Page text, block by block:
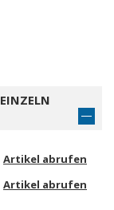
Artikel abrufen
Artikel abrufen